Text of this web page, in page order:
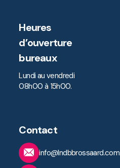
Heures
d’ouverture
bureaux
Lundi au vendredi
08h00 à 15h00.
Contact
info@lndbbrossaard.com